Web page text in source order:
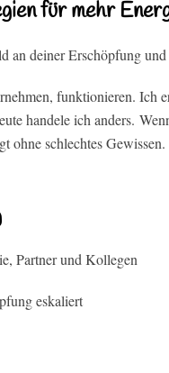
für mehr
an deiner Erschöpfung
funktionieren. Ich
handele ich anders.
ohne schlechtes Gewissen.
Partner und Kollegen
eskaliert